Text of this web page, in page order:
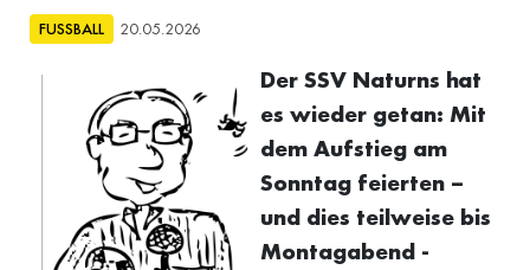
FUSSBALL 20.05.2026
Der SSV Naturns hat
es wieder getan: Mit
dem Aufstieg am
Sonntag feierten –
und dies teilweise bis
Montagabend -